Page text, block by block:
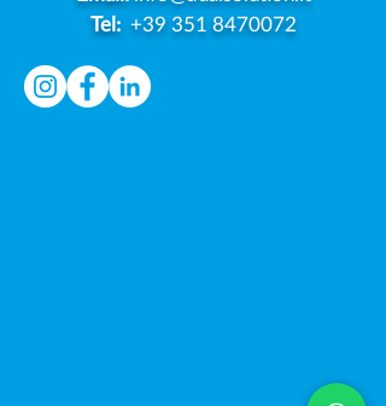
Tel: +39 351 8470072